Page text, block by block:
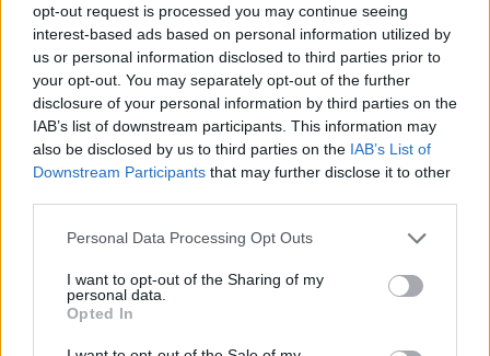
opt-out request is processed you may continue seeing
interest-based ads based on personal information utilized by
us or personal information disclosed to third parties prior to
your opt-out. You may separately opt-out of the further
disclosure of your personal information by third parties on the
IAB’s list of downstream participants. This information may
also be disclosed by us to third parties on the IAB’s List of
Downstream Participants that may further disclose it to other
Personal Data Processing Opt Outs
I want to opt-out of the Sharing of my
personal data.
Opted In
Országos Szakmai Tanulmányi Versenyen elért eredmény: 30 pont
WorldSkills, EuroSkills versenyen elért eredmény:
1-3. helyezés: 50 pont
4-10. helyezés: 30 pont
Tudományos Diákköri Tanács (TDK) vagy az Országos
Tudományos Diákköri Tanács (OTDK) által szervezett versenyen
különdíj: 10 pont
“Ifjú tudósok” tudományos középiskolai vetélkedőn elért eredmény:
1.helyezés: 100 pont